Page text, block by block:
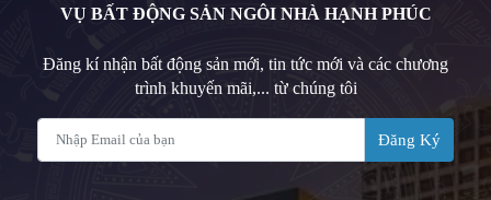
VỤ BẤT ĐỘNG SẢN NGÔI NHÀ HẠNH PHÚC
Đăng kí nhận bất động sản mới, tin tức mới và các chương
trình khuyến mãi,... từ chúng tôi
Đăng Ký